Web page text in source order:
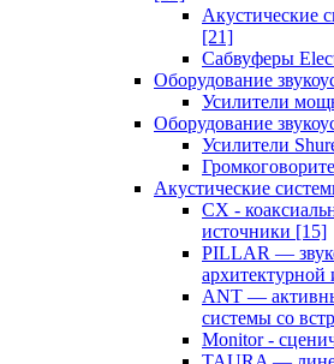
Акустические
[21]
Сабвуферы
Оборудование
Усилители
Оборудование
Усилители
Акустические
CX -
источники [15]
PILLAR —
архитектурной
ANT —
системы со
Monitor -